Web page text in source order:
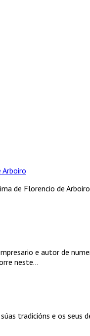
de Florencio de
e autor de
neste...
tradicións e os